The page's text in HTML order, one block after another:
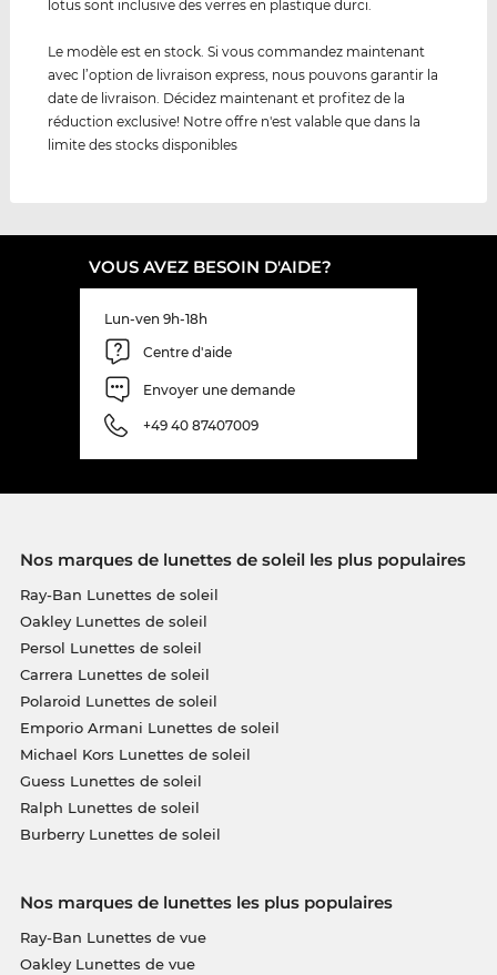
lotus sont inclusive des verres en plastique durci.
Le modèle est en stock. Si vous commandez maintenant
avec l’option de livraison express, nous pouvons garantir la
date de livraison. Décidez maintenant et profitez de la
réduction exclusive! Notre offre n'est valable que dans la
limite des stocks disponibles
VOUS AVEZ BESOIN D'AIDE?
Lun-ven 9h-18h
Centre d'aide
Envoyer une demande
+49 40 87407009
Nos marques de lunettes de soleil les plus populaires
Ray-Ban Lunettes de soleil
Oakley Lunettes de soleil
Persol Lunettes de soleil
Carrera Lunettes de soleil
Polaroid Lunettes de soleil
Emporio Armani Lunettes de soleil
Michael Kors Lunettes de soleil
Guess Lunettes de soleil
Ralph Lunettes de soleil
Burberry Lunettes de soleil
Nos marques de lunettes les plus populaires
Ray-Ban Lunettes de vue
Oakley Lunettes de vue